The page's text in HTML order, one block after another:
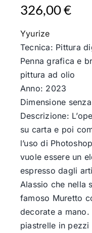
326,00€
Yyurize
Tecnica: Pittura
Penna grafica e
pittura ad olio
Anno: 2023
Dimensione
Descrizione:
su carta e poi
l’uso di
vuole essere un
espresso dagli
Alassio che nella
famoso Muretto
decorate a mano.
piastrelle in